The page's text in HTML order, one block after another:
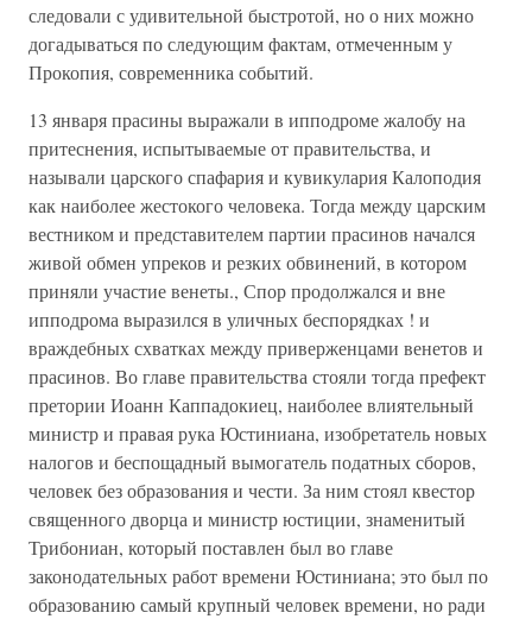
следовали с удивительной быстротой, но о них можно
догадываться по следующим фактам, отмеченным у
Прокопия, современника событий.
13 января прасины выражали в ипподроме жалобу на
притеснения, испытываемые от правительства, и
называли царского спафария и кувикулария Калоподия
как наиболее жестокого человека. Тогда между царским
вестником и представителем партии прасинов начался
живой обмен упреков и резких обвинений, в котором
приняли участие венеты., Спор продолжался и вне
ипподрома выразился в уличных беспорядках ! и
враждебных схватках между приверженцами венетов и
прасинов. Во главе правительства стояли тогда префект
претории Иоанн Каппадокиец, наиболее влиятельный
министр и правая рука Юстиниана, изобретатель новых
налогов и беспощадный вымогатель податных сборов,
человек без образования и чести. За ним стоял квестор
священного дворца и министр юстиции, знаменитый
Трибониан, который поставлен был во главе
законодательных работ времени Юстиниана; это был по
образованию самый крупный человек времени, но ради